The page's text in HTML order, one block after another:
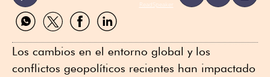
ReadSpeaker
Compartir
por
Compartir
por
Compartir
por
Compartir
por
Los cambios en el entorno global y los
conflictos geopolíticos recientes han impactado